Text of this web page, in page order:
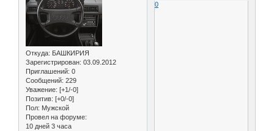
Откуда: БАШКИРИЯ
Зарегистрирован: 03.09.2012
Приглашений: 0
Сообщений: 229
Уважение: [+1/-0]
Позитив: [+0/-0]
Пол: Мужской
Провел на форуме:
10 дней 3 часа
0